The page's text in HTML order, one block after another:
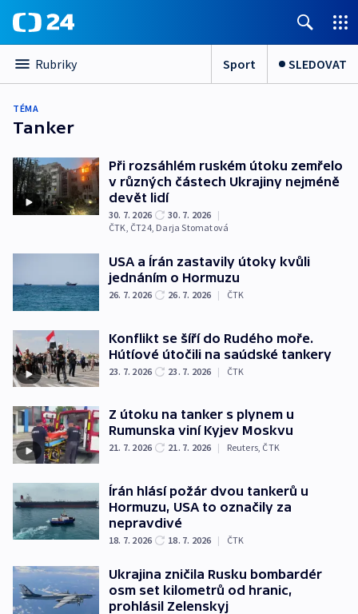
Rubriky Sport SLEDOVAT
TÉMA
Tanker
Při rozsáhlém ruském útoku zemřelo
v různých částech Ukrajiny nejméně
devět lidí
30. 7. 2026 30. 7. 2026 |
ČTK, ČT24, Darja Stomatová
USA a Írán zastavily útoky kvůli
jednáním o Hormuzu
26. 7. 2026 26. 7. 2026 | ČTK
Konflikt se šíří do Rudého moře.
Hútíové útočili na saúdské tankery
23. 7. 2026 23. 7. 2026 | ČTK
Z útoku na tanker s plynem u
Rumunska viní Kyjev Moskvu
21. 7. 2026 21. 7. 2026 | Reuters, ČTK
Írán hlásí požár dvou tankerů u
Hormuzu, USA to označily za
nepravdivé
18. 7. 2026 18. 7. 2026 | ČTK
Ukrajina zničila Rusku bombardér
osm set kilometrů od hranic,
prohlásil Zelenskyj